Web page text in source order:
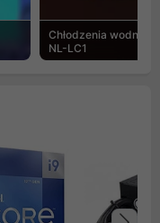
Chłodzenia wodne
NL-LC1